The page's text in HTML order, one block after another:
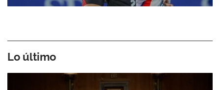
Lo último